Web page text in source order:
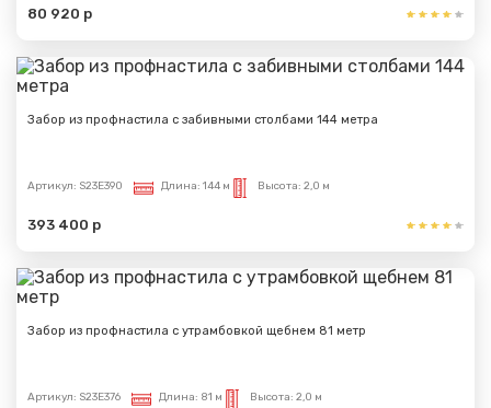
80 920 р
Забор из профнастила с забивными столбами 144 метра
Артикул: S23E390 Длина: 144 м Высота: 2,0 м
393 400 р
Забор из профнастила с утрамбовкой щебнем 81 метр
Артикул: S23E376 Длина: 81 м Высота: 2,0 м